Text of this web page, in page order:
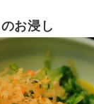
お浸し